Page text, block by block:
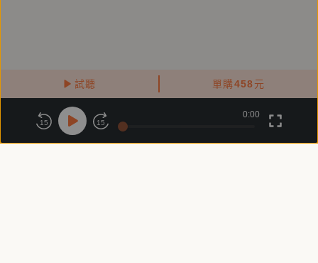
試聽 單購458元
非常重要的。
▌Q2：為什麼除了有聲書，還有【書+牌卡｜珍藏盒裝
關於鏡好聽
商務合作 付費條款 會員條款
15 15
0:00